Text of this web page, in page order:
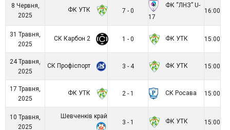
8 Червня,
2025
ФК УТК 7 - 0
ФК “ЛНЗ” U-
17
16:00
31 Травня,
2025
СК Карбон 2 1 - 0 ФК УТК 15:00
24 Травня,
2025
СК Профіспорт 3 - 4 ФК УТК 15:00
17 Травня,
2025
ФК УТК 2 - 1 СК Росава 15:00
10 Травня,
2025
Шевченків край
3 - 1
ФК УТК 15:00